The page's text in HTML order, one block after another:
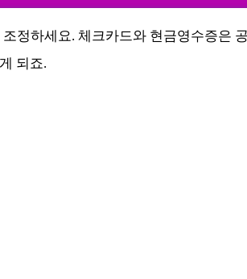
정하세요. 체크카드와 현금영수증은
되죠.